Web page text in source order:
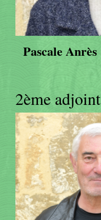
Pascale Anrès
2ème adjoint